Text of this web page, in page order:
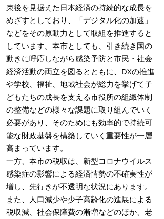
束後を見据えた日本経済の持続的な成長を
めざすとしており、「デジタル化の加速」
などをその原動力として取組を推進すると
しています。本市としても、引き続き国の
動きに呼応しながら感染予防と市民・社会
経済活動の両立を図るとともに、DXの推進
や学校、福祉、地域社会が総力を挙げて子
どもたちの成長を支える市役所の組織体制
の整備などの様々な課題に取り組んでいく
必要があり、そのためにも効率的で持続可
能な財政基盤を構築していく重要性が一層
高まっています。
一方、本市の税収は、新型コロナウイルス
感染症の影響による経済情勢の不確実性が
増し、先行きが不透明な状況にあります。
また、人口減少や少子高齢化の進展による
税収減、社会保障費の漸増などのほか、老